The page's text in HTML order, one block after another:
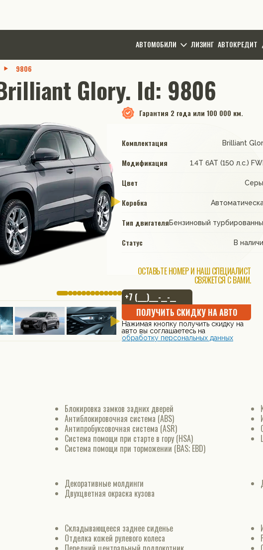
АВТОМОБИЛИ ЛИЗИНГ АВТОКРЕДИТ
9806
Brilliant Glory. Id: 9806
Гарантия 2 года или 100 000 км.
Комплектация Brilliant
Модификация 1.4T 6AT (150 л.с.)
Цвет
Коробка
Тип двигателяБензиновый
Статус В
ОСТАВЬТЕ НОМЕР И НАШ СПЕЦИАЛИСТ
СВЯЖЕТСЯ С ВАМИ.
ПОЛУЧИТЬ СКИДКУ НА АВТО
Нажимая кнопку получить скидку на
авто вы соглашаетесь на
обработку персональных данных
Блокировка замков задних дверей
Антиблокировочная система (ABS)
Антипробуксовочная система (ASR)
Система помощи при старте в гору (HSA)
Система помощи при торможении (BAS; EBD)
Декоративные молдинги
Двухцветная окраска кузова
Складывающееся заднее сиденье
Отделка кожей рулевого колеса